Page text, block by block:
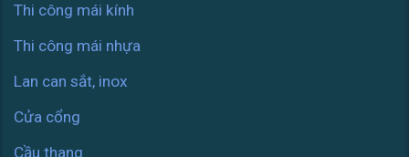
Thi công mái kính
Thi công mái nhựa
Lan can sắt, inox
Cửa cổng
Cầu thang